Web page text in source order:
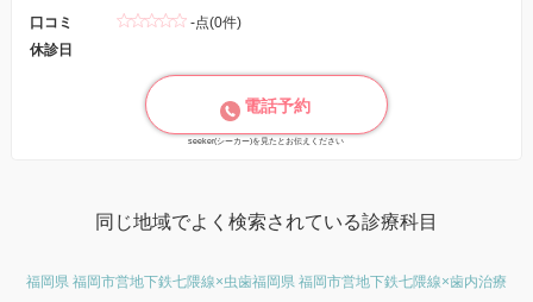
口コミ
-点(0件)
休診日
電話予約
seeker(シーカー)を見たとお伝えください
同じ地域でよく検索されている診療科目
福岡県 福岡市営地下鉄七隈線×虫歯福岡県 福岡市営地下鉄七隈線×歯内治療